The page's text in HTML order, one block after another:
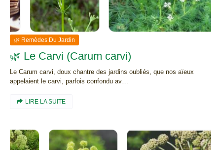
🌿 Remèdes Du Jardin
🌿 Le Carvi (Carum carvi)
Le Carum carvi, doux chantre des jardins oubliés, que nos aïeux
appelaient le carvi, parfois confondu av…
LIRE LA SUITE